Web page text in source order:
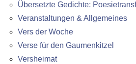
Übersetzte Gedichte:
Veranstaltungen & Allgemeines
Vers der Woche
Verse für den Gaumenkitzel
Versheimat